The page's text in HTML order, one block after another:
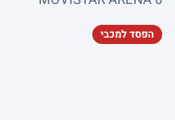
הפסד למכבי